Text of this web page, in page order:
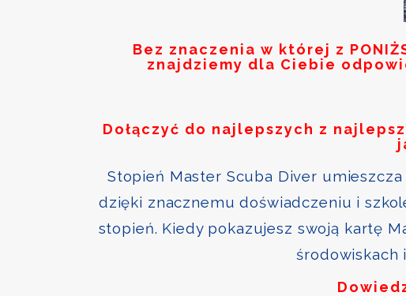
Bez znaczenia w której z
znajdziemy dla Ciebie
Dołączyć do najlepszych z
Stopień Master Scuba Diver
dzięki znacznemu doświadczeniu i
stopień. Kiedy pokazujesz swoją kartę
środowiskach